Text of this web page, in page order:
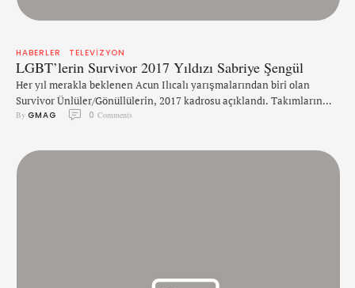
HABERLER TELEVIZYON
LGBT’lerin Survivor 2017 Yıldızı Sabriye Şengül
Her yıl merakla beklenen Acun Ilıcalı yarışmalarından biri olan
Survivor Ünlüler/Gönüllülerin, 2017 kadrosu açıklandı. Takımların
belli olmasından hemen sonra, herkes merakla tanımadığı simaları
görüntüsüyle şimdiden LGBT'lerin dikkatini çekmeyi başardı.
SABRİYE ŞENGÜL 1988 Trabzon doğumlu olan Sabriye Şengül, spor
By GMAG 0 Comments